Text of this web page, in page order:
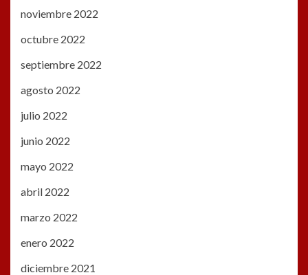
noviembre 2022
octubre 2022
septiembre 2022
agosto 2022
julio 2022
junio 2022
mayo 2022
abril 2022
marzo 2022
enero 2022
diciembre 2021